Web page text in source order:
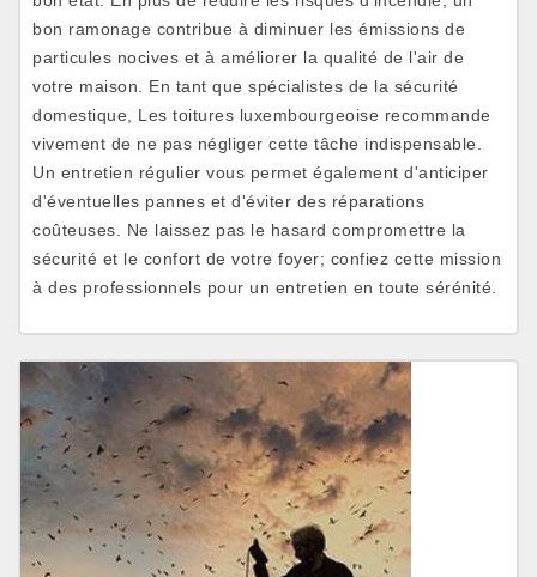
bon ramonage contribue à diminuer les émissions de
particules nocives et à améliorer la qualité de l'air de
votre maison. En tant que spécialistes de la sécurité
domestique, Les toitures luxembourgeoise recommande
vivement de ne pas négliger cette tâche indispensable.
Un entretien régulier vous permet également d'anticiper
d'éventuelles pannes et d'éviter des réparations
coûteuses. Ne laissez pas le hasard compromettre la
sécurité et le confort de votre foyer; confiez cette mission
à des professionnels pour un entretien en toute sérénité.